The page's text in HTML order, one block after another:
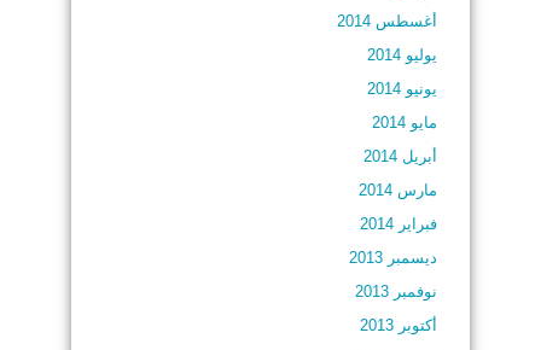
أغسطس 2014
يوليو 2014
يونيو 2014
مايو 2014
أبريل 2014
مارس 2014
فبراير 2014
ديسمبر 2013
نوفمبر 2013
أكتوبر 2013